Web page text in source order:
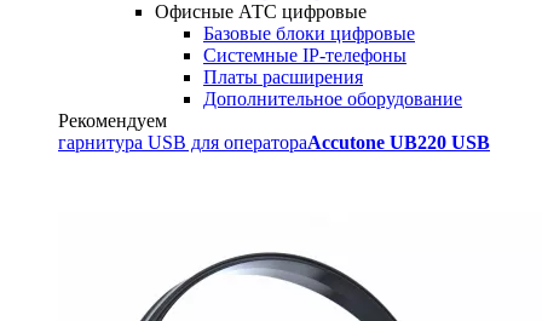
Офисные АТС цифровые
Базовые блоки цифровые
Системные IP-телефоны
Платы расширения
Дополнительное оборудование
Рекомендуем
гарнитура USB для оператораAccutone UB220 USB